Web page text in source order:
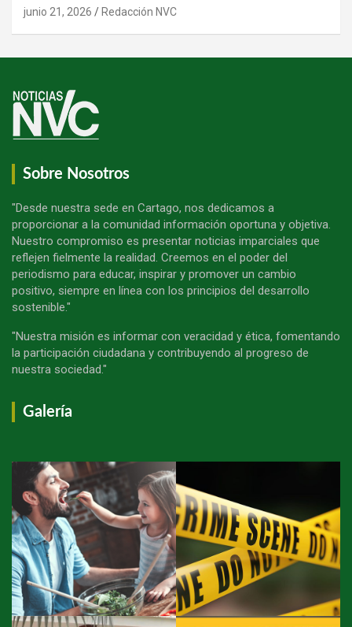
junio 21, 2026 Redacción NVC
Sobre Nosotros
"Desde nuestra sede en Cartago, nos dedicamos a
proporcionar a la comunidad información oportuna y objetiva.
Nuestro compromiso es presentar noticias imparciales que
reflejen fielmente la realidad. Creemos en el poder del
periodismo para educar, inspirar y promover un cambio
positivo, siempre en línea con los principios del desarrollo
sostenible."
"Nuestra misión es informar con veracidad y ética, fomentando
la participación ciudadana y contribuyendo al progreso de
nuestra sociedad."
Galería